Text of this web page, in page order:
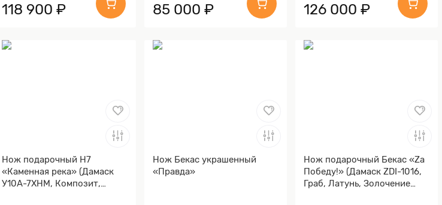
118 900 ₽ 85 000 ₽ 126 000 ₽
Нож подарочный Н7
«Каменная река» (Дамаск
У10А-7ХНМ, Композит,
Нож Бекас украшенный
«Правда»
Нож подарочный Бекас «Za
Победу!» (Дамаск ZDI-1016,
Граб, Латунь, Золочение